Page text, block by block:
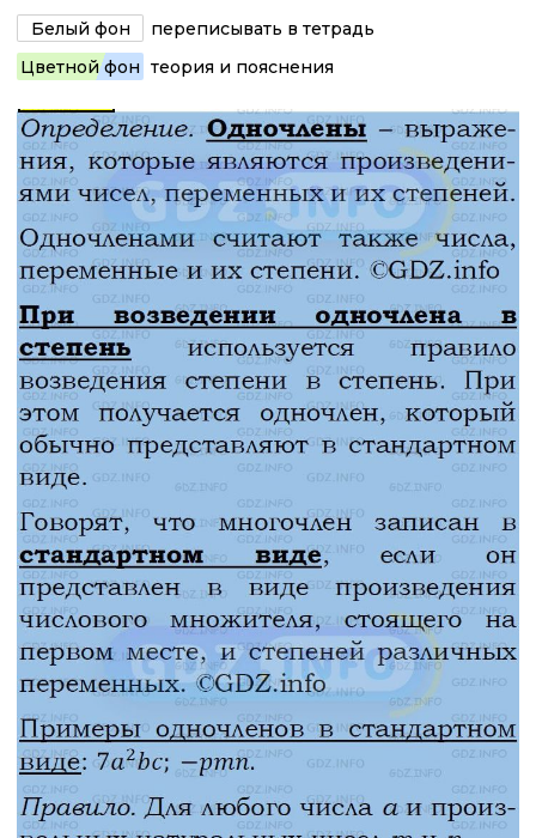
Белый фон
переписывать в тетрадь
Цветной фон теория и пояснения